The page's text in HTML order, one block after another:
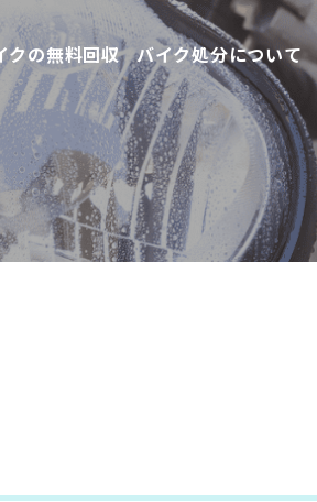
クの無料回収 バイク処分について